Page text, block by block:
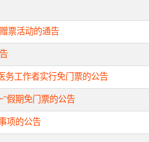
票活动的通告
务工作者实行免门票的公告
假期免门票的公告
项的公告